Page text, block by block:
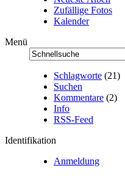
Zufällige Fotos
Kalender
Menü
Schlagworte (21)
Suchen
Kommentare (2)
Info
RSS-Feed
Identifikation
Anmeldung